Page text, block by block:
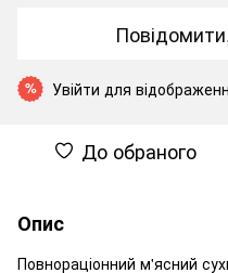
% Увійти для
До обраного
Опис
Повнораціонний м'ясний